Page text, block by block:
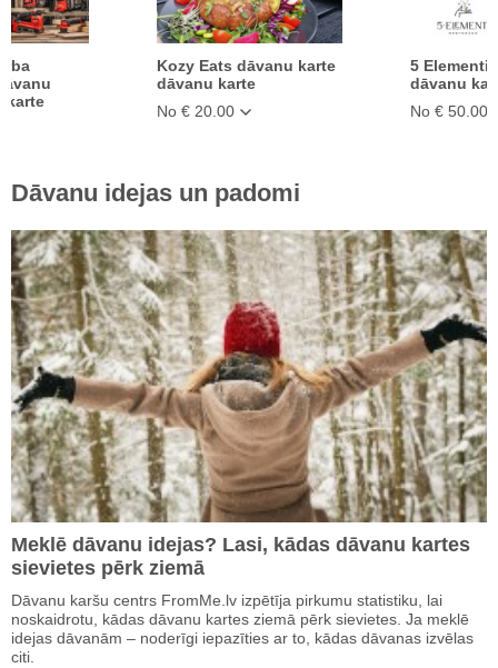
karte
Kozy Eats dāvanu karte
dāvanu karte
No € 20.00
5 Elementi
dāvanu
No € 50.00
Dāvanu idejas un padomi
Meklē dāvanu idejas? Lasi, kādas dāvanu kartes
sievietes pērk ziemā
Dāvanu karšu centrs FromMe.lv izpētīja pirkumu statistiku, lai
noskaidrotu, kādas dāvanu kartes ziemā pērk sievietes. Ja meklē
idejas dāvanām – noderīgi iepazīties ar to, kādas dāvanas izvēlas
citi.